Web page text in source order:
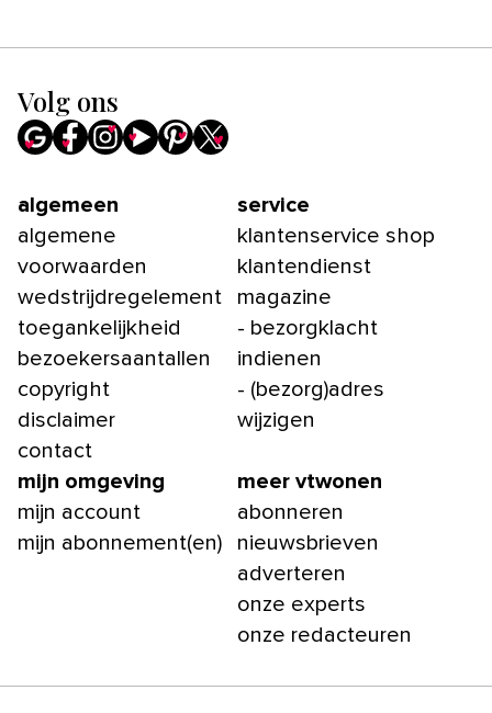
Volg ons
algemeen
algemene
voorwaarden
wedstrijdregelement
toegankelijkheid
bezoekersaantallen
copyright
disclaimer
contact
service
klantenservice shop
klantendienst
magazine
- bezorgklacht
indienen
- (bezorg)adres
wijzigen
mijn omgeving
mijn account
mijn abonnement(en)
meer vtwonen
abonneren
nieuwsbrieven
adverteren
onze experts
onze redacteuren